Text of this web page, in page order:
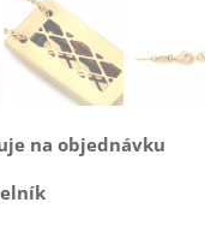
na objednávku